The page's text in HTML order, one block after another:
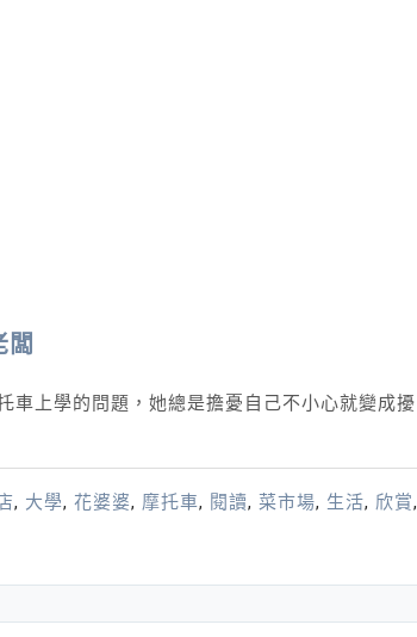
景
車上學的問題，她總是擔憂自己不小心就變成擾
, 大學, 花婆婆, 摩托車, 閱讀, 菜市場, 生活, 欣賞,